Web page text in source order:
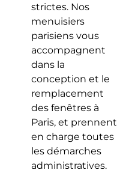
strictes. Nos
menuisiers
parisiens vous
accompagnent
dans la
conception et le
remplacement
des fenêtres à
Paris, et prennent
en charge toutes
les démarches
administratives.